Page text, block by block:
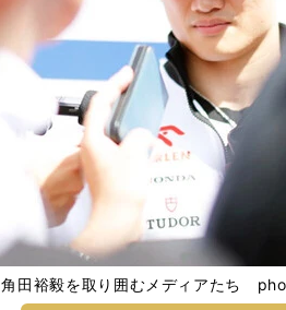
角田裕毅を取り囲むメディアたち